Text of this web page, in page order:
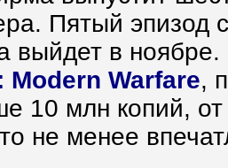
Пятый эпизод
выйдет в
Modern Warfare,
10 млн копий,
не менее